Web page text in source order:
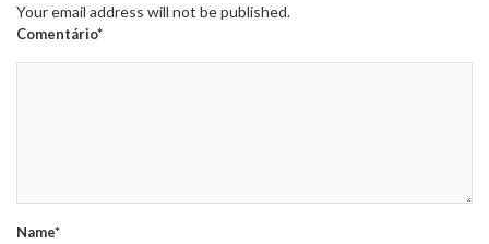
Your email address will not be published.
Comentário*
Name*